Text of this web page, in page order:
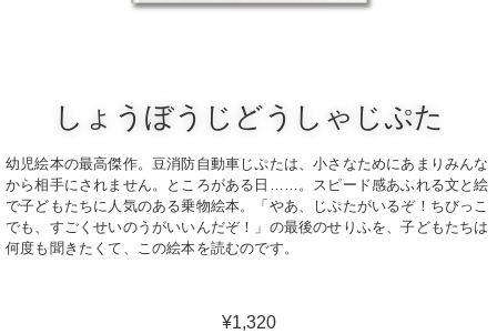
しょうぼうじどうしゃじぷた
幼児絵本の最高傑作。豆消防自動車じぷたは、小さなためにあまりみんな
から相手にされません。ところがある日……。スピード感あふれる文と絵
で子どもたちに人気のある乗物絵本。「やあ、じぷたがいるぞ！ちびっこ
でも、すごくせいのうがいいんだぞ！」の最後のせりふを、子どもたちは
何度も聞きたくて、この絵本を読むのです。
¥1,320